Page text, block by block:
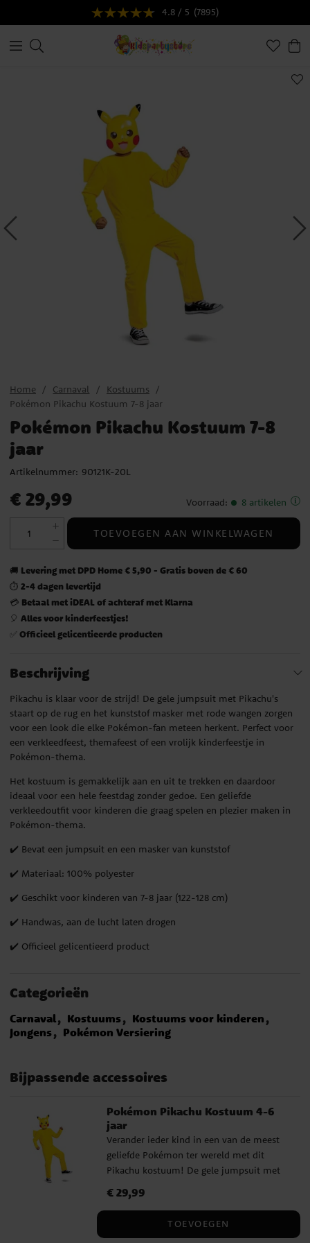
4.8 / 5 (7895)
Home Carnaval
Kostuums
Pokémon Pikachu Kostuum 7-8 jaar
Pokémon Pikachu Kostuum 7-8
jaar
Artikelnummer: 90121K-20L
Prijs:€ 29,99
€ 29,99 Voorraad: 8 artikelen
TOEVOEGEN AAN WINKELWAGEN
🚚 Levering met DPD Home € 5,90 - Gratis boven de € 60
⏱️ 2-4 dagen levertijd
💳 Betaal met iDEAL of achteraf met Klarna
🎈 Alles voor kinderfeestjes!
✅ Officieel gelicentieerde producten
Beschrijving
Pikachu is klaar voor de strijd! De gele jumpsuit met Pikachu's
staart op de rug en het kunststof masker met rode wangen zorgen
voor een look die elke Pokémon-fan meteen herkent. Perfect voor
een verkleedfeest, themafeest of een vrolijk kinderfeestje in
Pokémon-thema.
Het kostuum is gemakkelijk aan en uit te trekken en daardoor
ideaal voor een hele feestdag zonder gedoe. Een geliefde
verkleedoutfit voor kinderen die graag spelen en plezier maken in
Pokémon-thema.
✔️ Bevat een jumpsuit en een masker van kunststof
✔️ Materiaal: 100% polyester
✔️ Geschikt voor kinderen van 7-8 jaar (122-128 cm)
✔️ Handwas, aan de lucht laten drogen
✔️ Officieel gelicentieerd product
Categorieën
Carnaval Kostuums
Kostuums voor kinderen
Jongens
Pokémon Versiering
Bijpassende accessoires
Pokémon Pikachu Kostuum 4-6
jaar
Verander ieder kind in een van de meest
geliefde Pokémon ter wereld met dit
Pikachu kostuum! De gele jumpsuit met
en het kunststof masker met rode wangen
fan meteen herkent. Perfect voor een
Prijs: € 29,99
€ 29,99
TOEVOEGEN